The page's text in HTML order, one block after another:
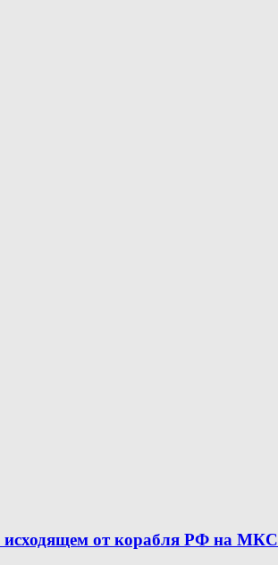
исходящем от корабля РФ на МКС